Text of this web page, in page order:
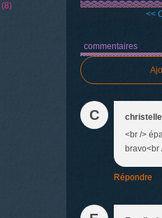
(8)
<<
commentaires
C
christelle
<br />
bravo<br
Répondre